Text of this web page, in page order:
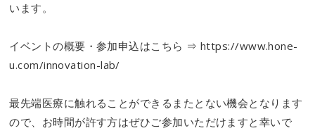
います。
イベントの概要・参加申込はこちら ⇒ https://www.hone-
u.com/innovation-lab/
最先端医療に触れることができるまたとない機会となります
ので、お時間が許す方はぜひご参加いただけますと幸いで